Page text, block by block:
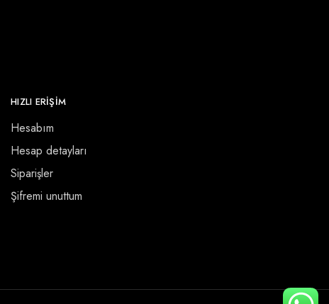
HIZLI ERİŞİM
Hesabım
Hesap detayları
Siparişler
Şifremi unuttum